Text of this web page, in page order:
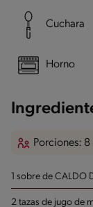
Cuchara
Horno
Porciones: 8
1 sobre de CALDO
2 tazas de jugo de